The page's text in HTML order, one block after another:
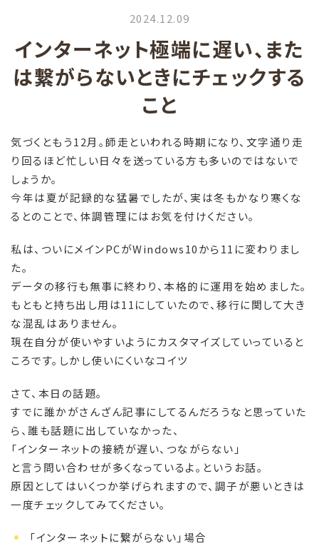
2024.12.09
インターネット極端に遅い、また
は繋がらないときにチェックする
こと
気づくともう12月。師走といわれる時期になり、文字通り走
り回るほど忙しい日々を送っている方も多いのではないで
しょうか。
今年は夏が記録的な猛暑でしたが、実は冬もかなり寒くな
るとのことで、体調管理にはお気を付けください。
私は、ついにメインPCがWindows10から11に変わりまし
た。
データの移行も無事に終わり、本格的に運用を始めました。
もともと持ち出し用は11にしていたので、移行に関して大き
な混乱はありません。
現在自分が使いやすいようにカスタマイズしていっていると
ころです。しかし使いにくいなコイツ
さて、本日の話題。
すでに誰かがさんざん記事にしてるんだろうなと思っていた
ら、誰も話題に出していなかった、
「インターネットの接続が遅い、つながらない」
と言う問い合わせが多くなっているよ。というお話。
原因としてはいくつか挙げられますので、調子が悪いときは
一度チェックしてみてください。
「インターネットに繋がらない」場合